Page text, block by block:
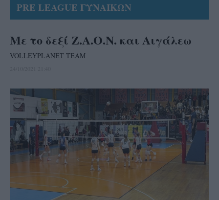
PRE LEAGUE ΓΥΝΑΙΚΩΝ
Με το δεξί Ζ.Α.Ο.Ν. και Αιγάλεω
VOLLEYPLANET TEAM